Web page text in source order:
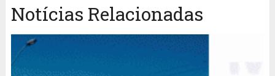
Notícias Relacionadas